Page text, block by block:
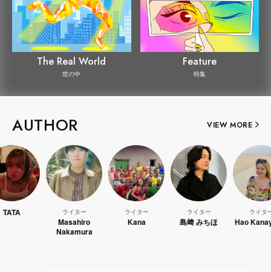
The Real World
世の中
Feature
特集
AUTHOR VIEW MORE
ライター ライター
Kana
ライター
島﨑 みちほ
ライター
Hao Kanayama